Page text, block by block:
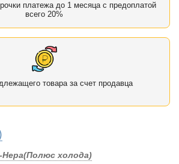
платежа до 1 месяца с предоплатой
всего 20%
товара за счет продавца
холода)